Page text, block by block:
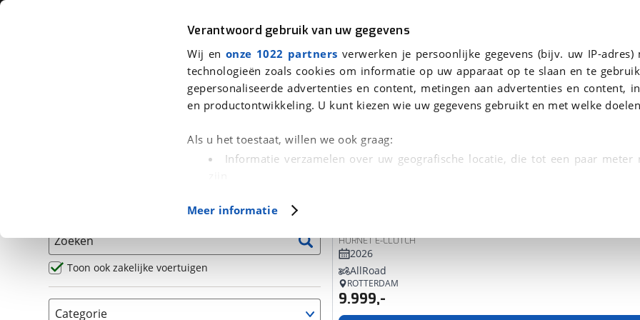
Verantwoord gebruik van uw gegevens
Wij en onze 1022 partners verwerken je persoonlijke gegevens (bijv. uw IP-adres)
technologieën zoals cookies om informatie op uw apparaat op te slaan en te
gepersonaliseerde advertenties en content, metingen aan advertenties en content,
en productontwikkeling. U kunt kiezen wie uw gegevens gebruikt en met welke
Als u het toestaat, willen we ook graag:
Informatie verzamelen over uw geografische locatie, die tot een paar meter
(fingerprinting)
in. U kunt uw toestemming op elk moment wijzigen of
Cookieverklaring.
Met cookies en vergelijkbare technieken zorgen we voor een betere en meer
Functionele cookies zorgen ervoor dat de website goed werkt. Ook gebruiken we
Meer informatie
Auto Fiets Motor
We hebben 5 motoren voor je gevonden
Zoeken
Toon ook zakelijke voertuigen
Categorie
HORNET E-CLUTCH
2026
AllRoad
ROTTERDAM
9.999,-